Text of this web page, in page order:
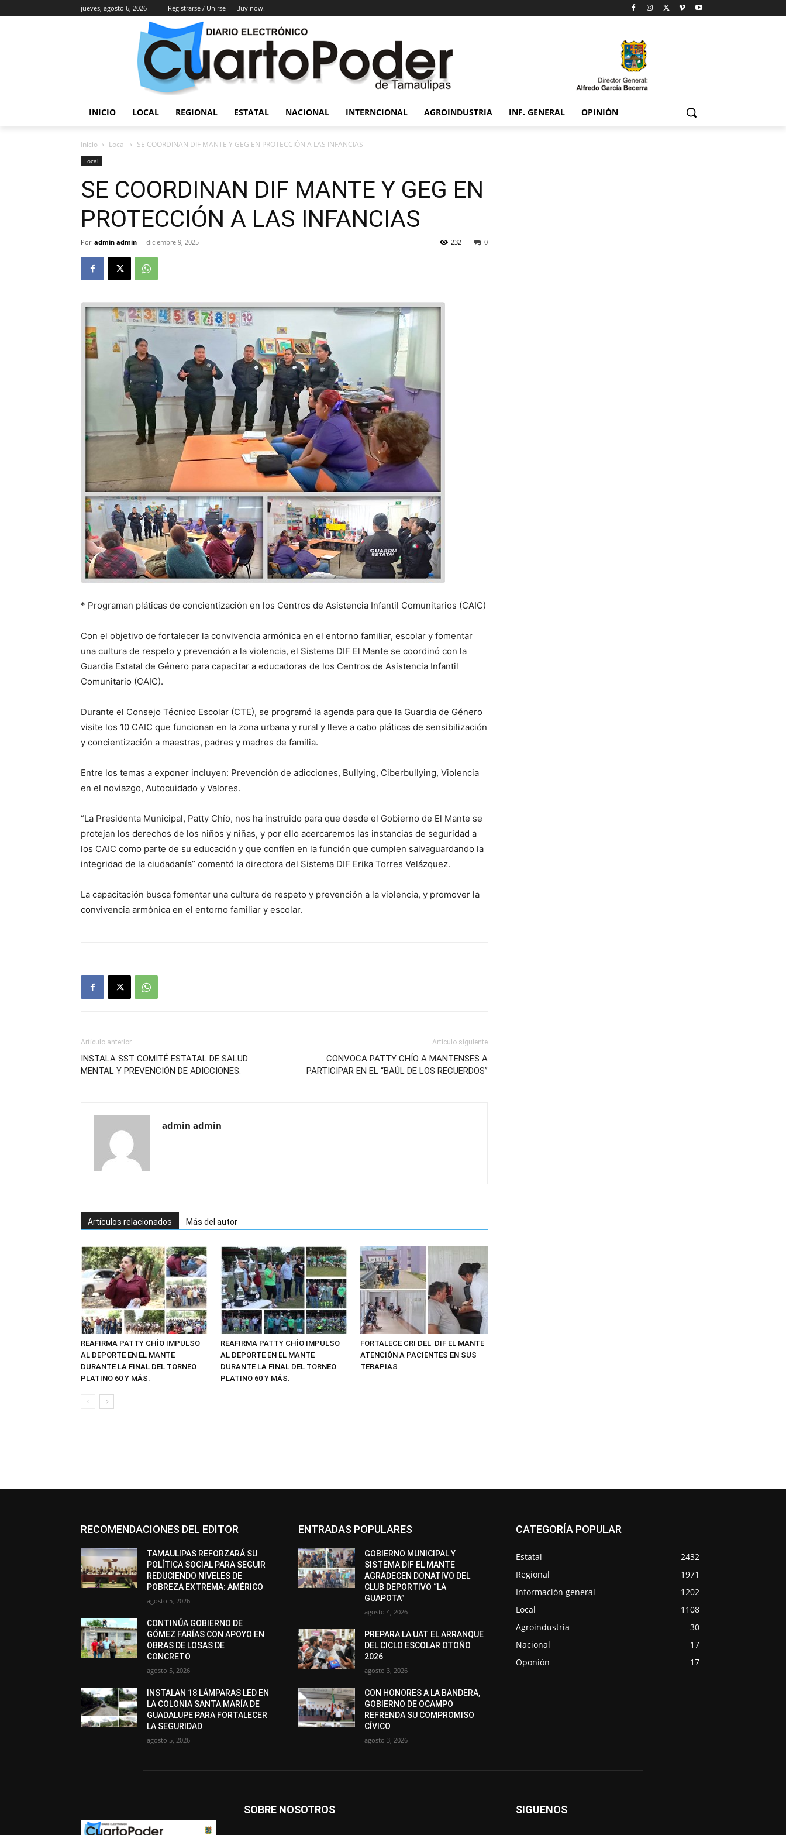
jueves, agosto 6, 2026 Registrarse / Unirse Buy now!
INICIO LOCAL REGIONAL ESTATAL NACIONAL INTERNCIONAL AGROINDUSTRIA INF. GENERAL OPINIÓN
Inicio Local SE COORDINAN DIF MANTE Y GEG EN PROTECCIÓN A LAS INFANCIAS
Local
SE COORDINAN DIF MANTE Y GEG EN
PROTECCIÓN A LAS INFANCIAS
Por admin admin - diciembre 9, 2025 0
232
* Programan pláticas de concientización en los Centros de Asistencia Infantil Comunitarios (CAIC)
Con el objetivo de fortalecer la convivencia armónica en el entorno familiar, escolar y fomentar
una cultura de respeto y prevención a la violencia, el Sistema DIF El Mante se coordinó con la
Guardia Estatal de Género para capacitar a educadoras de los Centros de Asistencia Infantil
Comunitario (CAIC).
Durante el Consejo Técnico Escolar (CTE), se programó la agenda para que la Guardia de Género
visite los 10 CAIC que funcionan en la zona urbana y rural y lleve a cabo pláticas de sensibilización
y concientización a maestras, padres y madres de familia.
Entre los temas a exponer incluyen: Prevención de adicciones, Bullying, Ciberbullying, Violencia
en el noviazgo, Autocuidado y Valores.
“La Presidenta Municipal, Patty Chío, nos ha instruido para que desde el Gobierno de El Mante se
protejan los derechos de los niños y niñas, y por ello acercaremos las instancias de seguridad a
los CAIC como parte de su educación y que confíen en la función que cumplen salvaguardando la
integridad de la ciudadanía” comentó la directora del Sistema DIF Erika Torres Velázquez.
La capacitación busca fomentar una cultura de respeto y prevención a la violencia, y promover la
convivencia armónica en el entorno familiar y escolar.
Artículo anterior
INSTALA SST COMITÉ ESTATAL DE SALUD
MENTAL Y PREVENCIÓN DE ADICCIONES.
Artículo siguiente
CONVOCA PATTY CHÍO A MANTENSES A
PARTICIPAR EN EL “BAÚL DE LOS RECUERDOS”
admin admin
Artículos relacionados Más del autor
REAFIRMA PATTY CHÍO IMPULSO
AL DEPORTE EN EL MANTE
DURANTE LA FINAL DEL TORNEO
PLATINO 60 Y MÁS.
REAFIRMA PATTY CHÍO IMPULSO
AL DEPORTE EN EL MANTE
DURANTE LA FINAL DEL TORNEO
PLATINO 60 Y MÁS.
FORTALECE CRI DEL DIF EL MANTE
ATENCIÓN A PACIENTES EN SUS
TERAPIAS
RECOMENDACIONES DEL EDITOR
TAMAULIPAS REFORZARÁ SU
POLÍTICA SOCIAL PARA SEGUIR
REDUCIENDO NIVELES DE
POBREZA EXTREMA: AMÉRICO
agosto 5, 2026
CONTINÚA GOBIERNO DE
GÓMEZ FARÍAS CON APOYO EN
OBRAS DE LOSAS DE
CONCRETO
agosto 5, 2026
INSTALAN 18 LÁMPARAS LED EN
LA COLONIA SANTA MARÍA DE
GUADALUPE PARA FORTALECER
LA SEGURIDAD
agosto 5, 2026
ENTRADAS POPULARES
GOBIERNO MUNICIPAL Y
SISTEMA DIF EL MANTE
AGRADECEN DONATIVO DEL
CLUB DEPORTIVO “LA
GUAPOTA”
agosto 4, 2026
PREPARA LA UAT EL ARRANQUE
DEL CICLO ESCOLAR OTOÑO
2026
agosto 3, 2026
CON HONORES A LA BANDERA,
GOBIERNO DE OCAMPO
REFRENDA SU COMPROMISO
CÍVICO
agosto 3, 2026
CATEGORÍA POPULAR
Estatal
2432
Regional
1971
Información general
1202
Local
1108
Agroindustria
30
Nacional
17
Oponión
17
SOBRE NOSOTROS SIGUENOS